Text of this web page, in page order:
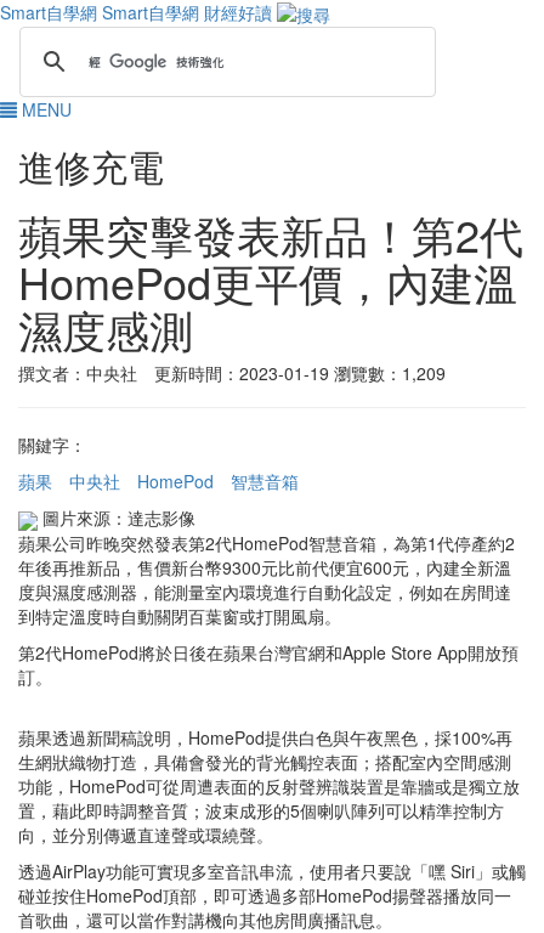
Smart自學網 Smart自學網 財經好讀
MENU
進修充電
蘋果突擊發表新品！第2代
HomePod更平價，內建溫
濕度感測
撰文者：中央社 更新時間：2023-01-19 瀏覽數：1,209
關鍵字：
蘋果
中央社 HomePod
智慧音箱
圖片來源：達志影像
蘋果公司昨晚突然發表第2代HomePod智慧音箱，為第1代停產約2
年後再推新品，售價新台幣9300元比前代便宜600元，內建全新溫
度與濕度感測器，能測量室內環境進行自動化設定，例如在房間達
到特定溫度時自動關閉百葉窗或打開風扇。
第2代HomePod將於日後在蘋果台灣官網和Apple Store App開放預
訂。
蘋果透過新聞稿說明，HomePod提供白色與午夜黑色，採100%再
生網狀織物打造，具備會發光的背光觸控表面；搭配室內空間感測
功能，HomePod可從周遭表面的反射聲辨識裝置是靠牆或是獨立放
置，藉此即時調整音質；波束成形的5個喇叭陣列可以精準控制方
向，並分別傳遞直達聲或環繞聲。
透過AirPlay功能可實現多室音訊串流，使用者只要說「嘿 Siri」或觸
碰並按住HomePod頂部，即可透過多部HomePod揚聲器播放同一
首歌曲，還可以當作對講機向其他房間廣播訊息。